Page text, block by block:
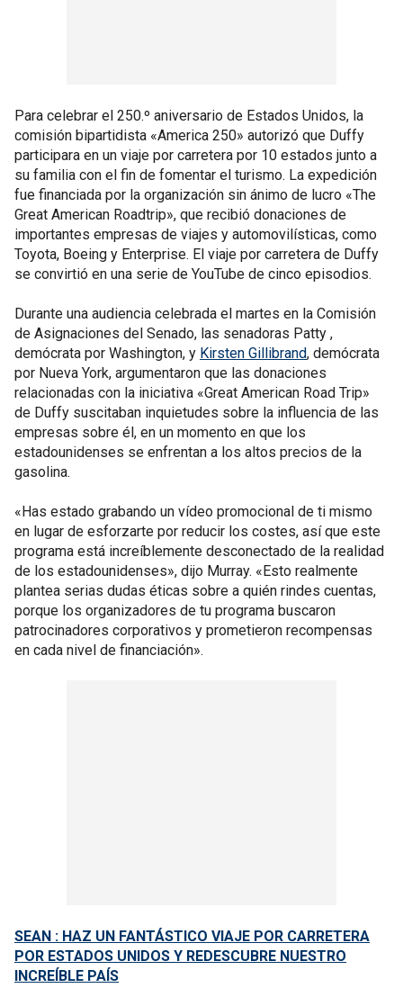
Para celebrar el 250.º aniversario de Estados Unidos, la
comisión bipartidista «America 250» autorizó que Duffy
participara en un viaje por carretera por 10 estados junto a
su familia con el fin de fomentar el turismo. La expedición
fue financiada por la organización sin ánimo de lucro «The
Great American Roadtrip», que recibió donaciones de
importantes empresas de viajes y automovilísticas, como
Toyota, Boeing y Enterprise. El viaje por carretera de Duffy
se convirtió en una serie de YouTube de cinco episodios.
Durante una audiencia celebrada el martes en la Comisión
de Asignaciones del Senado, las senadoras Patty ,
demócrata por Washington, y Kirsten Gillibrand, demócrata
por Nueva York, argumentaron que las donaciones
relacionadas con la iniciativa «Great American Road Trip»
de Duffy suscitaban inquietudes sobre la influencia de las
empresas sobre él, en un momento en que los
estadounidenses se enfrentan a los altos precios de la
gasolina.
«Has estado grabando un vídeo promocional de ti mismo
en lugar de esforzarte por reducir los costes, así que este
programa está increíblemente desconectado de la realidad
de los estadounidenses», dijo Murray. «Esto realmente
plantea serias dudas éticas sobre a quién rindes cuentas,
porque los organizadores de tu programa buscaron
patrocinadores corporativos y prometieron recompensas
en cada nivel de financiación».
SEAN : HAZ UN FANTÁSTICO VIAJE POR CARRETERA
POR ESTADOS UNIDOS Y REDESCUBRE NUESTRO
INCREÍBLE PAÍS